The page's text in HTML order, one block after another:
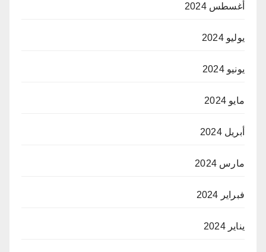
أغسطس 2024
يوليو 2024
يونيو 2024
مايو 2024
أبريل 2024
مارس 2024
فبراير 2024
يناير 2024